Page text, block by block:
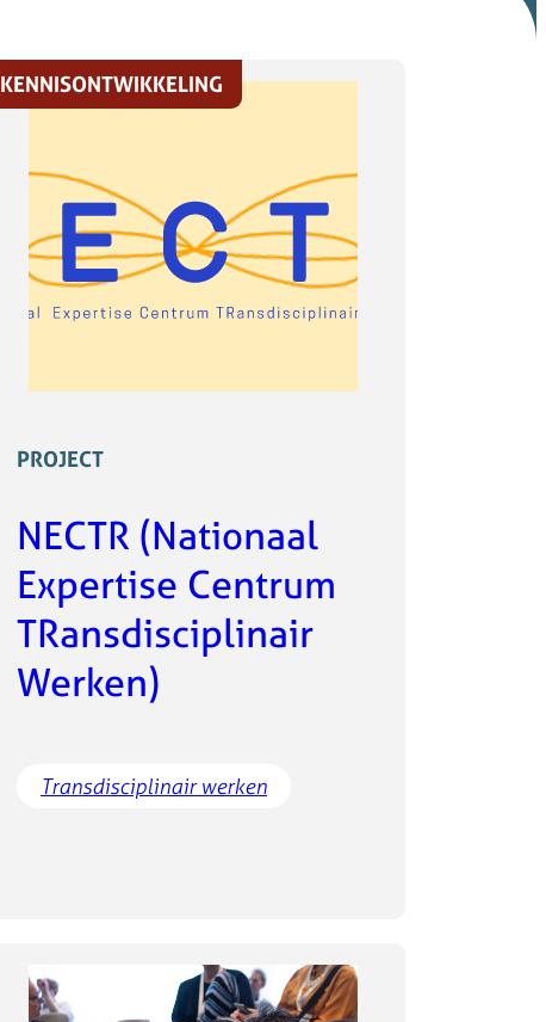
KENNISONTWIKKELING
PROJECT
NECTR (Nationaal
Expertise Centrum
TRansdisciplinair
Werken)
Transdisciplinair werken